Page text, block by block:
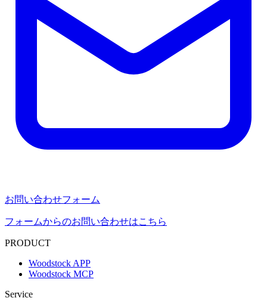
お問い合わせフォーム
フォームからのお問い合わせはこちら
PRODUCT
Woodstock APP
Woodstock MCP
Service